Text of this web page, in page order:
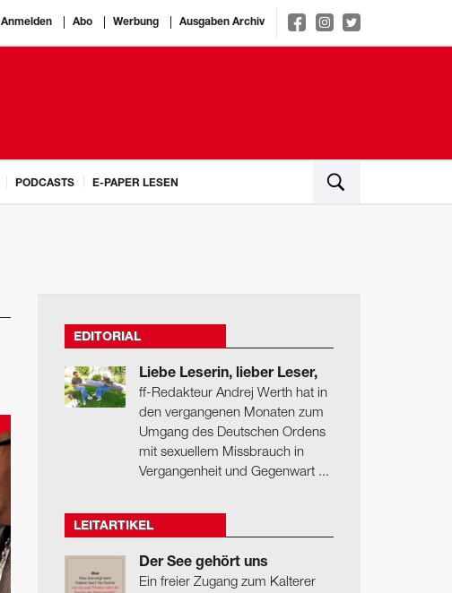
Anmelden Abo Werbung Ausgaben Archiv
PODCASTS E-PAPER LESEN
EDITORIAL
Liebe Leserin, lieber Leser,
ff-Redakteur Andrej Werth hat in
den vergangenen Monaten zum
Umgang des Deutschen Ordens
mit sexuellem Missbrauch in
Vergangenheit und Gegenwart ...
LEITARTIKEL
Der See gehört uns
Ein freier Zugang zum Kalterer